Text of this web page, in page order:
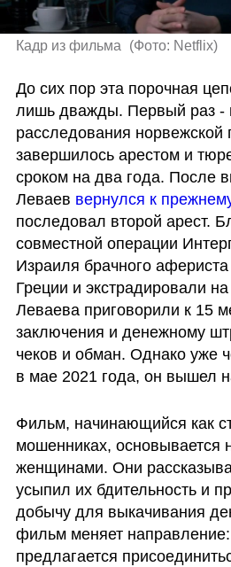
Кадр из фильма (Фото: Netflix)
До сих пор эта порочная
лишь дважды. Первый раз -
расследования норвежской
завершилось арестом и
сроком на два года. После
Леваев вернулся к
последовал второй арест.
совместной операции
Израиля брачного
Греции и экстрадировали
Леваева приговорили к 15
заключения и денежному
чеков и обман. Однако уже
в мае 2021 года, он вышел
Фильм, начинающийся как
мошенниках, основывается
женщинами. Они
усыпил их бдительность и
добычу для выкачивания
фильм меняет
предлагается